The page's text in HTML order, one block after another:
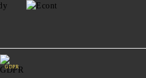
GDPR